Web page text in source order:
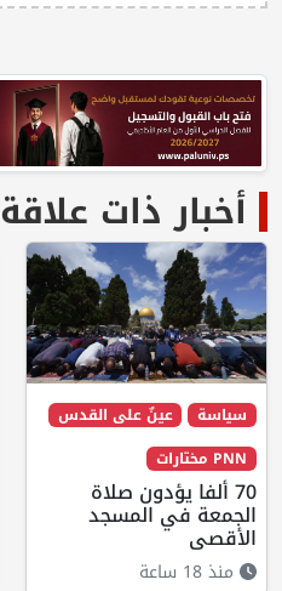
أخبار ذات علاقة
سياسة
عينٌ على القدس
PNN مختارات
70 ألفا يؤدون صلاة
الجمعة في المسجد
الأقصى
منذ 18 ساعة